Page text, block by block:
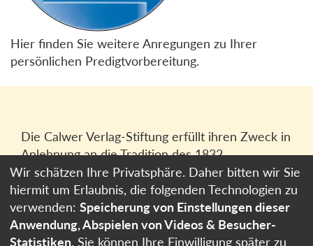
Hier finden Sie weitere Anregungen zu Ihrer
persönlichen Predigtvorbereitung.
Die Calwer Verlag-Stiftung erfüllt ihren Zweck in
Anlehnung an die Tradition des 1832
gegründeten Calwer Verlagsvereins, der
heutigen Calwer Verlag Bücher und Medien
GmbHin Stuttgart.
Impressum
Wir schätzen Ihre Privatsphäre. Daher bitten wir Sie
hiermit um Erlaubnis, die folgenden Technologien zu
verwenden: Speicherung von Einstellungen dieser
Anwendung, Abspielen von Videos & Besucher-
Statistiken. Sie können Ihre Einwilligung später zu